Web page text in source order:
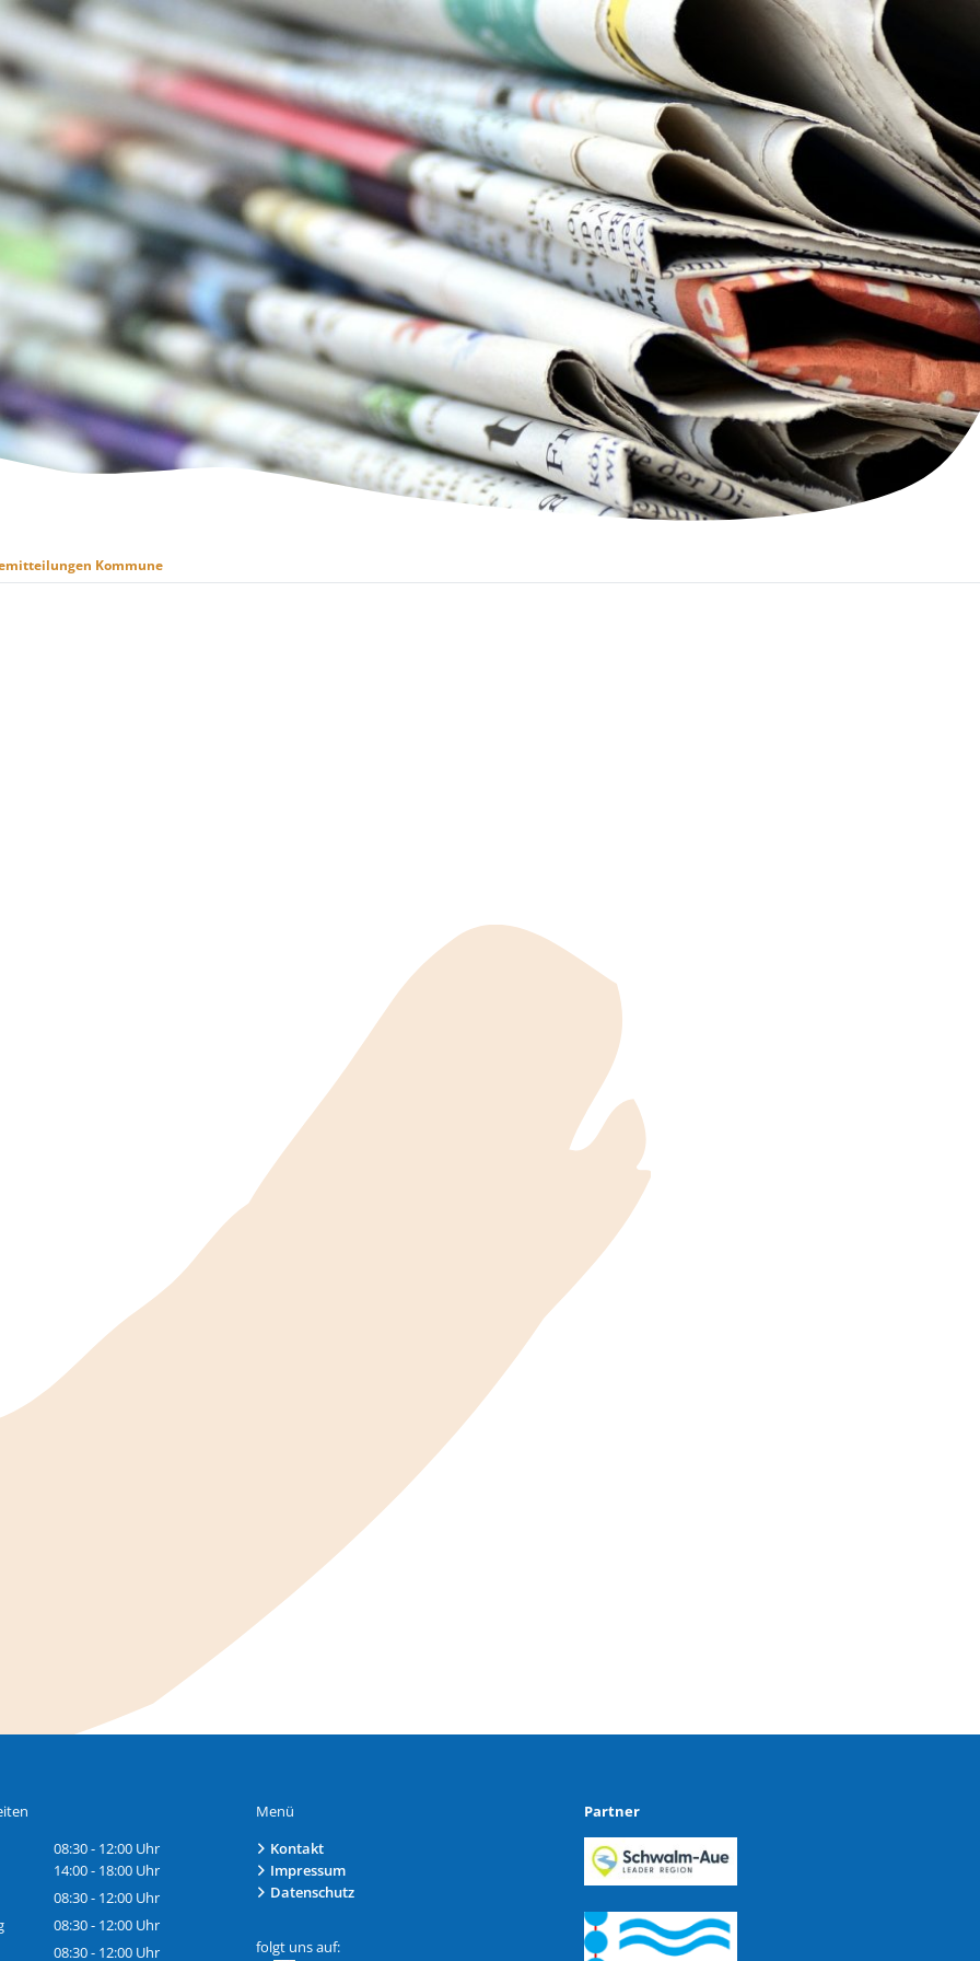
Freizeit & Tourismus Wirtschaft & Handel Kultur- Termine - Veranstaltungen
Kommune
08:30- 12:00 Uhr
Von 08:30 bis 12:00 Uhr
14:00- 18:00 Uhr
Von 14:00 bis 18:00 Uhr
08:30- 12:00 Uhr
Von 08:30 bis 12:00 Uhr
08:30- 12:00 Uhr
Von 08:30 bis 12:00 Uhr
08:30- 12:00 Uhr
Menü
Kontakt
Impressum
Datenschutz
folgt uns auf:
Partner